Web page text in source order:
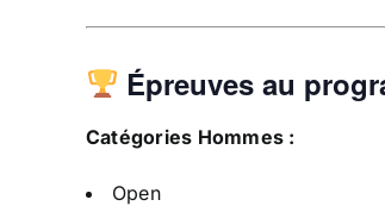
Épreuves au
Catégories Hommes :
Open